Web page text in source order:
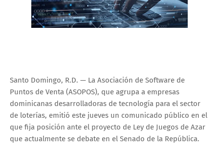
Santo Domingo, R.D. — La Asociación de Software de
Puntos de Venta (ASOPOS), que agrupa a empresas
dominicanas desarrolladoras de tecnología para el sector
de loterías, emitió este jueves un comunicado público en el
que fija posición ante el proyecto de Ley de Juegos de Azar
que actualmente se debate en el Senado de la República.